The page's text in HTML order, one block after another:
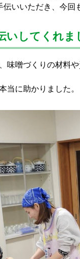
いいただき、今回
いしてくれま
味噌づくりの材
当に助かりました。